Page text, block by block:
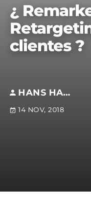
¿
clientes ?
HANS HATCH
14 NOV, 2018